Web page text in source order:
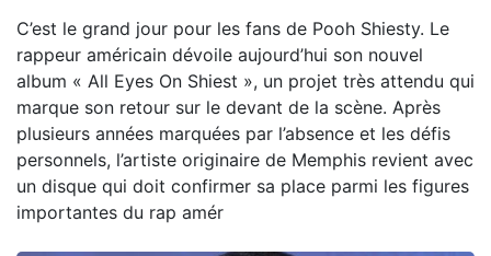
C’est le grand jour pour les fans de Pooh Shiesty. Le
rappeur américain dévoile aujourd’hui son nouvel
album « All Eyes On Shiest », un projet très attendu qui
marque son retour sur le devant de la scène. Après
plusieurs années marquées par l’absence et les défis
personnels, l’artiste originaire de Memphis revient avec
un disque qui doit confirmer sa place parmi les figures
importantes du rap amér